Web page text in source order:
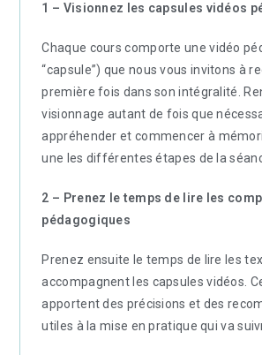
1 – Visionnez les capsules vidéos
Chaque cours comporte une vidéo
“capsule”) que nous vous invitons à
première fois dans son intégralité.
visionnage autant de fois que
appréhender et commencer à
une les différentes étapes de la
2 – Prenez le temps de lire les
pédagogiques
Prenez ensuite le temps de lire les
accompagnent les capsules vidéos.
apportent des précisions et des
utiles à la mise en pratique qui va